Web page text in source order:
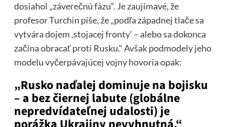
dosiahol „záverečnú fázu“. Je zaujímavé, že
profesor Turchin píše, že „podľa západnej tlače sa
vytvára dojem ‚stojacej fronty‘ – alebo sa dokonca
začína obracať proti Rusku.“ Avšak podmodely jeho
modelu vyčerpávajúcej vojny hovoria opak:
„Rusko naďalej dominuje na bojisku
– a bez čiernej labute (globálne
nepredvídateľnej udalosti) je